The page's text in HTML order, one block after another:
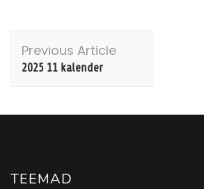
Post
Navigation
Previous Article
2025 11 kalender
TEEMAD